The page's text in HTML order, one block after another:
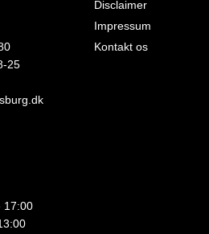
25
17:00
Disclaimer
Impressum
Kontakt os